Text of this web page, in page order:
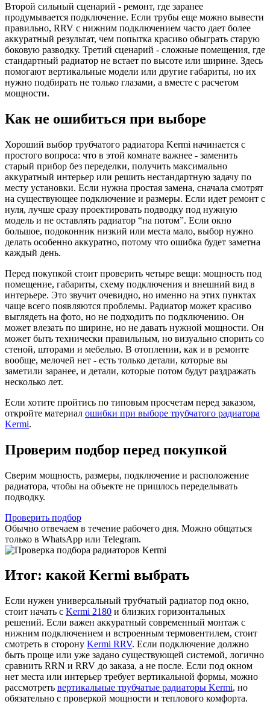
Второй сильный сценарий - ремонт, где заранее
продумывается подключение. Если трубы еще можно вывести
правильно, RRV с нижним подключением часто дает более
аккуратный результат, чем попытка красиво обыграть старую
боковую разводку. Третий сценарий - сложные помещения, где
стандартный радиатор не встает по высоте или ширине. Здесь
помогают вертикальные модели или другие габариты, но их
нужно подбирать не только глазами, а вместе с расчетом
мощности.
Как не ошибиться при выборе
Хороший выбор трубчатого радиатора Kermi начинается с
простого вопроса: что в этой комнате важнее - заменить
старый прибор без переделки, получить максимально
аккуратный интерьер или решить нестандартную задачу по
месту установки. Если нужна простая замена, сначала смотрят
на существующее подключение и размеры. Если идет ремонт с
нуля, лучше сразу проектировать подводку под нужную
модель и не оставлять радиатор “на потом”. Если окно
большое, подоконник низкий или места мало, выбор нужно
делать особенно аккуратно, потому что ошибка будет заметна
каждый день.
Перед покупкой стоит проверить четыре вещи: мощность под
помещение, габариты, схему подключения и внешний вид в
интерьере. Это звучит очевидно, но именно на этих пунктах
чаще всего появляются проблемы. Радиатор может красиво
выглядеть на фото, но не подходить по подключению. Он
может влезать по ширине, но не давать нужной мощности. Он
может быть технически правильным, но визуально спорить со
стеной, шторами и мебелью. В отоплении, как и в ремонте
вообще, мелочей нет - есть только детали, которые вы
заметили заранее, и детали, которые потом будут раздражать
несколько лет.
Если хотите пройтись по типовым просчетам перед заказом,
откройте материал ошибки при выборе трубчатого радиатора
Kermi.
Проверим подбор перед покупкой
Сверим мощность, размеры, подключение и расположение
радиатора, чтобы на объекте не пришлось переделывать
подводку.
Проверить подбор
Обычно отвечаем в течение рабочего дня. Можно общаться
только в WhatsApp или Telegram.
Итог: какой Kermi выбрать
Если нужен универсальный трубчатый радиатор под окно,
стоит начать с Kermi 2180 и близких горизонтальных
решений. Если важен аккуратный современный монтаж с
нижним подключением и встроенным термовентилем, стоит
смотреть в сторону Kermi RRV. Если подключение должно
быть проще или уже задано существующей системой, логично
сравнить RRN и RRV до заказа, а не после. Если под окном
нет места или интерьер требует вертикальной формы, можно
рассмотреть вертикальные трубчатые радиаторы Kermi, но
обязательно с проверкой мощности и теплового комфорта.